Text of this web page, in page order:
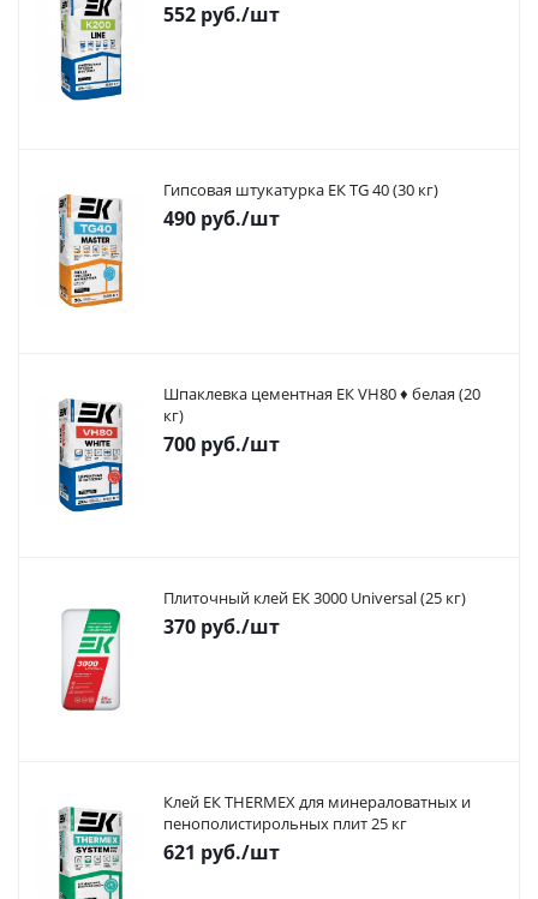
552 руб./шт
Гипсовая штукатурка ЕК TG 40 (30 кг)
490 руб./шт
Шпаклевка цементная ЕК VH80 ♦ белая (20
кг)
700 руб./шт
Плиточный клей ЕК 3000 Universal (25 кг)
370 руб./шт
Клей ЕК THERMEX для минераловатных и
пенополистирольных плит 25 кг
621 руб./шт